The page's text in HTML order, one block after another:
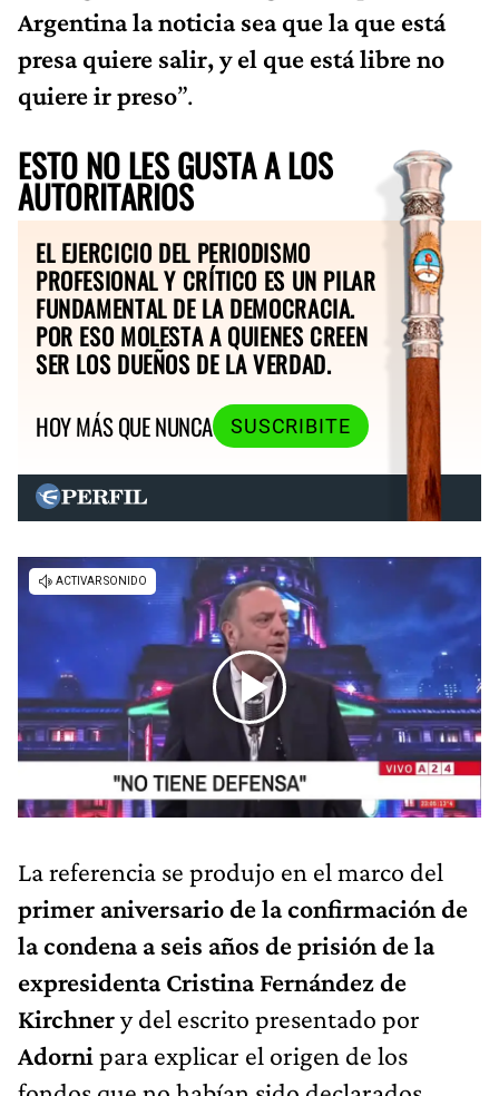
Argentina la noticia sea que la que está
presa quiere salir, y el que está libre no
quiere ir preso”.
ESTO NO LES GUSTA A LOS
AUTORITARIOS
EL EJERCICIO DEL PERIODISMO
PROFESIONAL Y CRÍTICO ES UN PILAR
FUNDAMENTAL DE LA DEMOCRACIA.
POR ESO MOLESTA A QUIENES CREEN
SER LOS DUEÑOS DE LA VERDAD.
HOY MÁS QUE NUNCA
SUSCRIBITE
La referencia se produjo en el marco del
primer aniversario de la confirmación de
la condena a seis años de prisión de la
expresidenta Cristina Fernández de
Kirchnery del escrito presentado por
Adorni para explicar el origen de los